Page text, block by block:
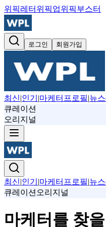
위픽레터 위픽업위픽부스터
로그인 회원가입
최신|인기 |마케터프로필|뉴
큐레이션
오리지널
최신|인기 |마케터프로필|뉴
큐레이션 오리지널
마케터를 찾